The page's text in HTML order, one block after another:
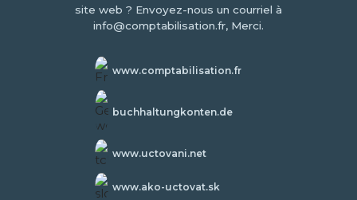
site web ? Envoyez-nous un courriel à
info@comptabilisation.fr, Merci.
www.comptabilisation.fr
buchhaltungkonten.de
www.uctovani.net
www.ako-uctovat.sk